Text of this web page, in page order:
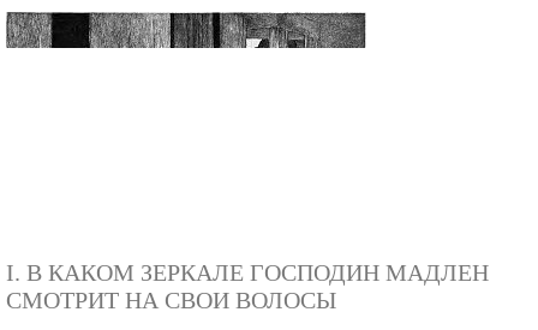
I. В КАКОМ ЗЕРКАЛЕ ГОСПОДИН МАДЛЕН
СМОТРИТ НА СВОИ ВОЛОСЫ